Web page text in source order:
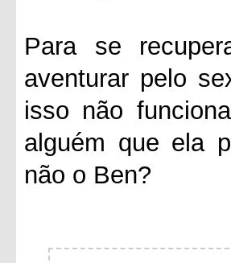
Para se
aventurar pelo
isso não
alguém que ela
não o Ben?